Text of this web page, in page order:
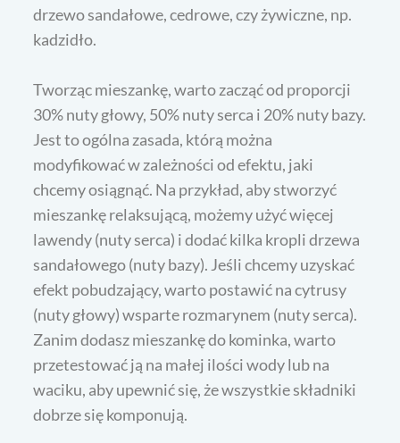
drzewo sandałowe, cedrowe, czy żywiczne, np.
kadzidło.
Tworząc mieszankę, warto zacząć od proporcji
30% nuty głowy, 50% nuty serca i 20% nuty bazy.
Jest to ogólna zasada, którą można
modyfikować w zależności od efektu, jaki
chcemy osiągnąć. Na przykład, aby stworzyć
mieszankę relaksującą, możemy użyć więcej
lawendy (nuty serca) i dodać kilka kropli drzewa
sandałowego (nuty bazy). Jeśli chcemy uzyskać
efekt pobudzający, warto postawić na cytrusy
(nuty głowy) wsparte rozmarynem (nuty serca).
Zanim dodasz mieszankę do kominka, warto
przetestować ją na małej ilości wody lub na
waciku, aby upewnić się, że wszystkie składniki
dobrze się komponują.